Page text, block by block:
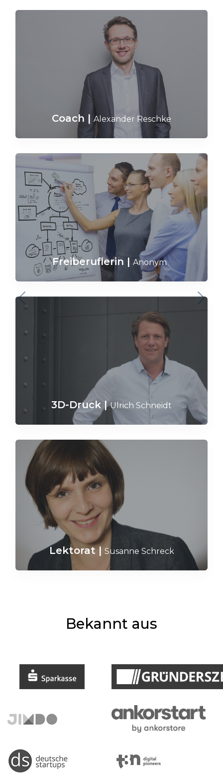
Coach | Alexander Reschke
Freiberuflerin | Anonym
3D-Druck |Ulrich Schneidt
Lektorat| Susanne Schreck
Bekannt aus